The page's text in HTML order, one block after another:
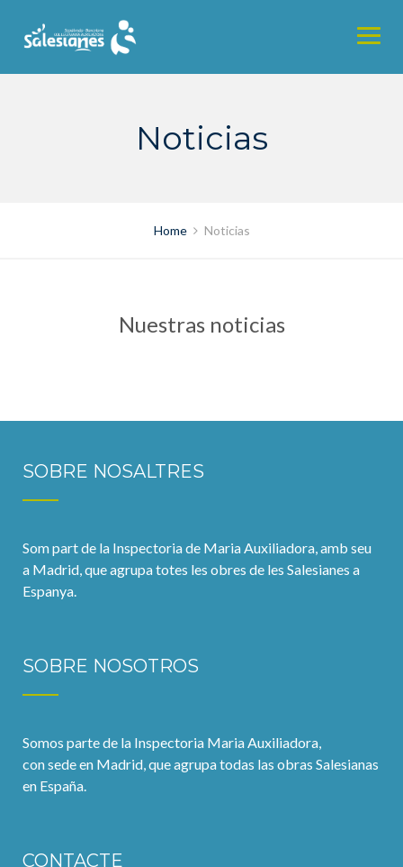
content
Noticias
Home Noticias
Nuestras noticias
SOBRE NOSALTRES
Som part de la Inspectoria de Maria Auxiliadora, amb seu
a Madrid, que agrupa totes les obres de les Salesianes a
Espanya.
SOBRE NOSOTROS
Somos parte de la Inspectoria Maria Auxiliadora,
con sede en Madrid, que agrupa todas las obras Salesianas
en España.
CONTACTE